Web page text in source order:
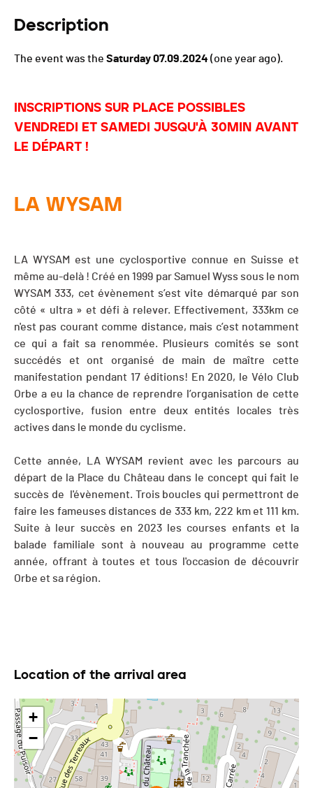
Description
The event was the Saturday 07.09.2024 (one year ago).
INSCRIPTIONS SUR PLACE POSSIBLES
VENDREDI ET SAMEDI JUSQU'À 30MIN AVANT
LE DÉPART !
LA WYSAM
LA WYSAM est une cyclosportive connue en Suisse et
même au-delà ! Créé en 1999 par Samuel Wyss sous le nom
WYSAM 333, cet évènement s’est vite démarqué par son
côté « ultra » et défi à relever. Effectivement, 333km ce
n'est pas courant comme distance, mais c’est notamment
ce qui a fait sa renommée. Plusieurs comités se sont
succédés et ont organisé de main de maître cette
manifestation pendant 17 éditions! En 2020, le Vélo Club
Orbe a eu la chance de reprendre l’organisation de cette
cyclosportive, fusion entre deux entités locales très
actives dans le monde du cyclisme.
Cette année, LA WYSAM revient avec les parcours au
départ de la Place du Château dans le concept qui fait le
succès de l'évènement. Trois boucles qui permettront de
faire les fameuses distances de 333 km, 222 km et 111 km.
Suite à leur succès en 2023 les courses enfants et la
balade familiale sont à nouveau au programme cette
année, offrant à toutes et tous l'occasion de découvrir
Orbe et sa région.
Location of the arrival area
+
−